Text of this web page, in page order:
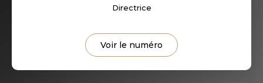
Directrice
Voir le numéro